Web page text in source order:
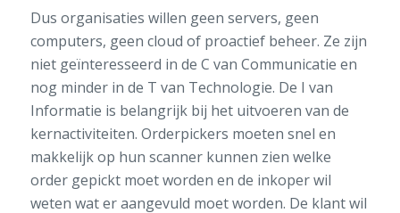
Dus organisaties willen geen servers, geen
computers, geen cloud of proactief beheer. Ze zijn
niet geïnteresseerd in de C van Communicatie en
nog minder in de T van Technologie. De I van
Informatie is belangrijk bij het uitvoeren van de
kernactiviteiten. Orderpickers moeten snel en
makkelijk op hun scanner kunnen zien welke
order gepickt moet worden en de inkoper wil
weten wat er aangevuld moet worden. De klant wil